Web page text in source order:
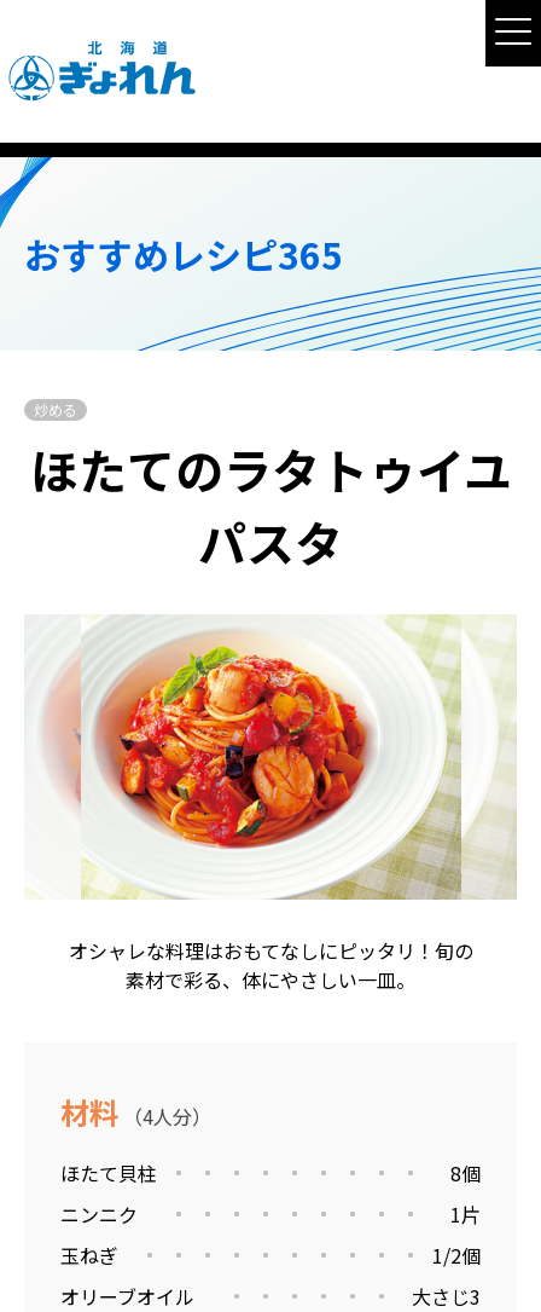
おすすめレシピ365
炒める
ほたてのラタトゥイユ
パスタ
オシャレな料理はおもてなしにピッタリ！旬の
素材で彩る、体にやさしい一皿。
材料 （4人分）
ほたて貝柱
8個
ニンニク
1片
玉ねぎ
1/2個
オリーブオイル
大さじ3